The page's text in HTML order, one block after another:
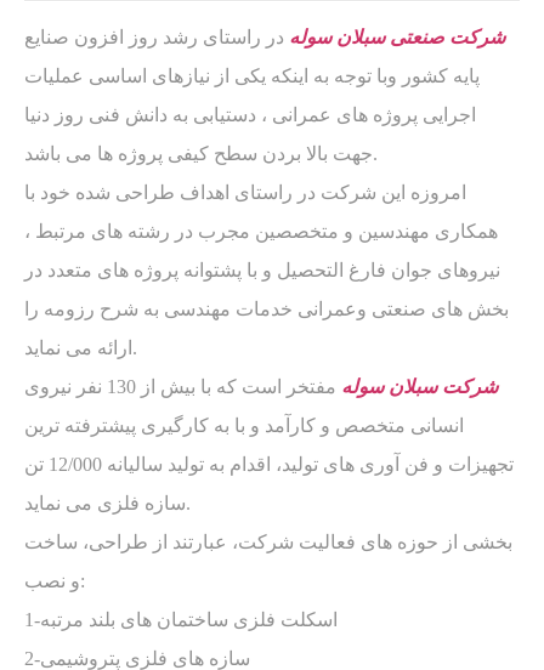
شرکت صنعتی سبلان سوله در راستای رشد روز افزون صنایع
پایه کشور وبا توجه به اینکه یکی از نیازهای اساسی عملیات
اجرایی پروژه های عمرانی ، دستیابی به دانش فنی روز دنیا
جهت بالا بردن سطح کیفی پروژه ها می باشد.
امروزه این شرکت در راستای اهداف طراحی شده خود با
همکاری مهندسین و متخصصین مجرب در رشته های مرتبط ،
نیروهای جوان فارغ التحصیل و با پشتوانه پروژه های متعدد در
بخش های صنعتی وعمرانی خدمات مهندسی به شرح رزومه را
ارائه می نماید.
شرکت سبلان سوله
مفتخر است که با بیش از 130 نفر نیروی
انسانی متخصص و کارآمد و با به کارگیری پیشترفته ترین
تجهیزات و فن آوری های تولید، اقدام به تولید سالیانه 12/000 تن
سازه فلزی می نماید.
بخشی از حوزه های فعالیت شرکت، عبارتند از طراحی، ساخت
و نصب:
1-اسکلت فلزی ساختمان های بلند مرتبه
2-سازه های فلزی پتروشیمی